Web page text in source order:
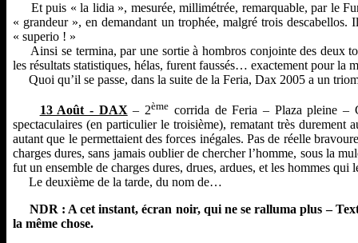
Et puis « la lidia », mesurée, millimétrée, remarquable, par le
« grandeur », en demandant un trophée, malgré trois
« superio ! »
Ainsi se termina, par une sortie à hombros conjointe des deux
les résultats statistiques, hélas, furent faussés… exactement pour la
Quoi qu’il se passe, dans la suite de la Feria, Dax 2005 a un
13 Août - DAX – 2ème corrida de Feria – Plaza pleine –
spectaculaires (en particulier le troisième), rematant très
autant que le permettaient des forces inégales. Pas de réelle
charges dures, sans jamais oublier de chercher l’homme, sous la
fut un ensemble de charges dures, drues, ardues, et les hommes
Le deuxième de la tarde, du nom de…
NDR : A cet instant, écran noir, qui ne se ralluma plus –
la même chose.